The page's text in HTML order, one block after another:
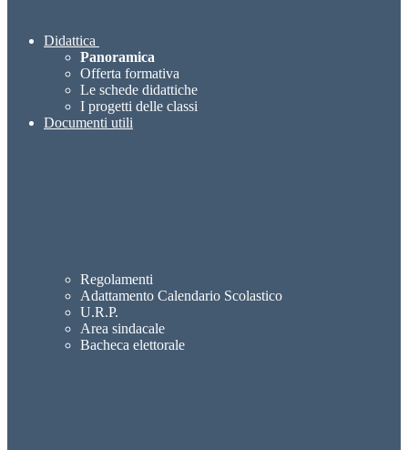
Didattica
Panoramica
Offerta formativa
Le schede didattiche
I progetti delle classi
Documenti utili
Regolamenti
Adattamento Calendario Scolastico
U.R.P.
Area sindacale
Bacheca elettorale